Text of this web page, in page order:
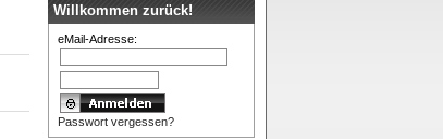
Willkommen zurück!
eMail-Adresse:
Passwort vergessen?